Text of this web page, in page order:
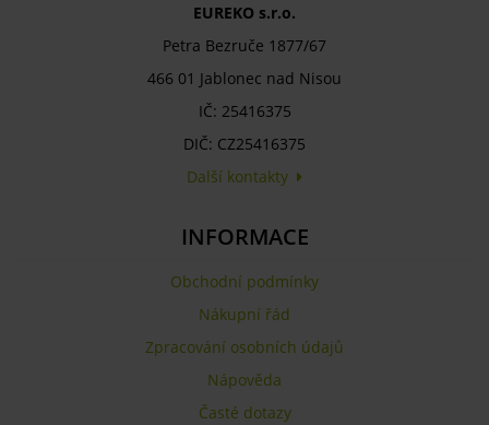
EUREKO s.r.o.
Petra Bezruče 1877/67
466 01 Jablonec nad Nisou
IČ: 25416375
DIČ: CZ25416375
Další kontakty
INFORMACE
Obchodní podmínky
Nákupní řád
Zpracování osobních údajů
Nápověda
Časté dotazy